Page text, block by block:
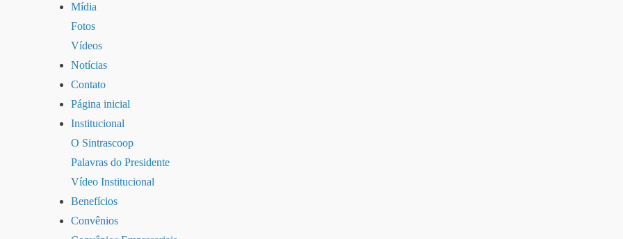
Mídia
Fotos
Vídeos
Notícias
Contato
Página inicial
Institucional
O Sintrascoop
Palavras do Presidente
Vídeo Institucional
Benefícios
Convênios